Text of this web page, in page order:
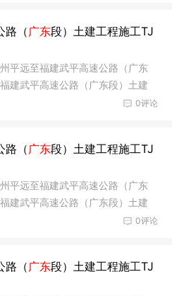
路（广东段）土建工程施工TJ
平远至福建武平高速公路（广东
建武平高速公路（广东段）土建
0评论
路（广东段）土建工程施工TJ
平远至福建武平高速公路（广东
建武平高速公路（广东段）土建
0评论
路（广东段）土建工程施工TJ